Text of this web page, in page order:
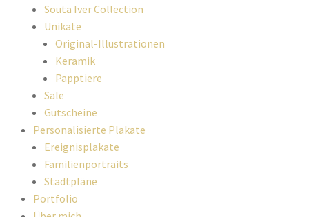
Souta Iver Collection
Unikate
Original-Illustrationen
Keramik
Papptiere
Sale
Gutscheine
Personalisierte Plakate
Ereignisplakate
Familienportraits
Stadtpläne
Portfolio